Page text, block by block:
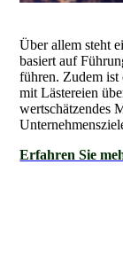
Über allem steht
basiert auf
führen. Zudem ist
mit Lästereien
wertschätzendes
Erfahren Sie